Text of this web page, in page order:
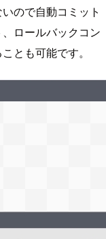
ので自動コミット
ロールバックコン
とも可能です。